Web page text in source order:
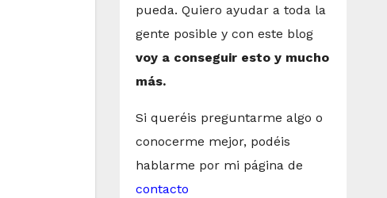
pueda. Quiero ayudar a toda la
gente posible y con este blog
voy a conseguir esto y mucho
más.
Si queréis preguntarme algo o
conocerme mejor, podéis
hablarme por mi página de
contacto